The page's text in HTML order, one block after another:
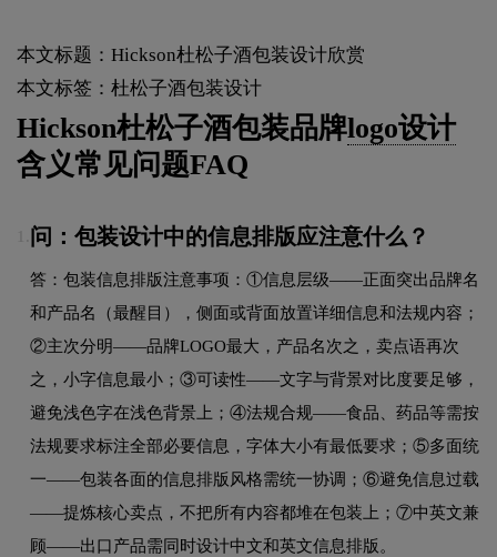
本文标题：Hickson杜松子酒包装设计欣赏
本文标签：杜松子酒包装设计
Hickson杜松子酒包装品牌logo设计
含义常见问题FAQ
问：包装设计中的信息排版应注意什么？
答：包装信息排版注意事项：①信息层级——正面突出品牌名
和产品名（最醒目），侧面或背面放置详细信息和法规内容；
②主次分明——品牌LOGO最大，产品名次之，卖点语再次
之，小字信息最小；③可读性——文字与背景对比度要足够，
避免浅色字在浅色背景上；④法规合规——食品、药品等需按
法规要求标注全部必要信息，字体大小有最低要求；⑤多面统
一——包装各面的信息排版风格需统一协调；⑥避免信息过载
——提炼核心卖点，不把所有内容都堆在包装上；⑦中英文兼
顾——出口产品需同时设计中文和英文信息排版。